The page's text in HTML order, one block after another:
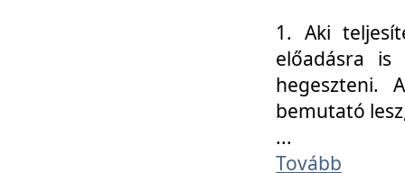
1. Aki
előadásra
hegeszteni.
bemutató
...
Tovább